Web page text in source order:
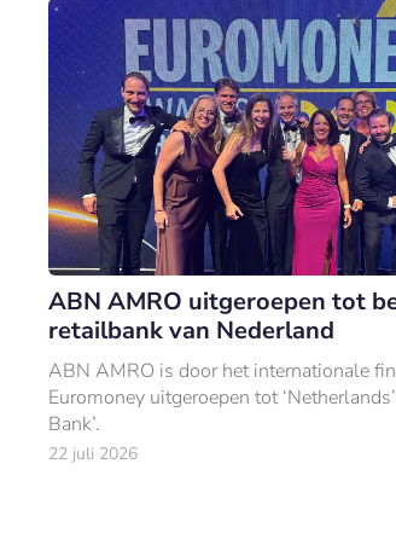
ABN AMRO uitgeroepen tot
retailbank van Nederland
ABN AMRO is door het internationale
Euromoney uitgeroepen tot
Bank’.
22 juli 2026